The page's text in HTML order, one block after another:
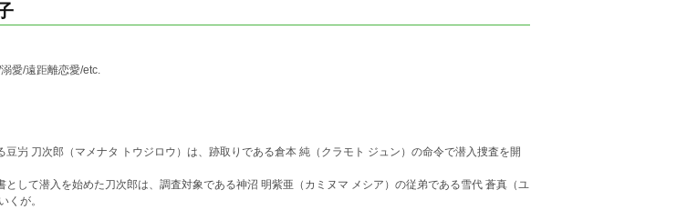
愛/遠距離恋愛/etc.
豆屶 刀次郎（マメナタ トウジロウ）は、跡取りである倉本 純（クラモト ジュン）の命令で潜入捜査を開
として潜入を始めた刀次郎は、調査対象である神沼 明紫亜（カミヌマ メシア）の従弟である雪代 蒼真（ユ
くが。